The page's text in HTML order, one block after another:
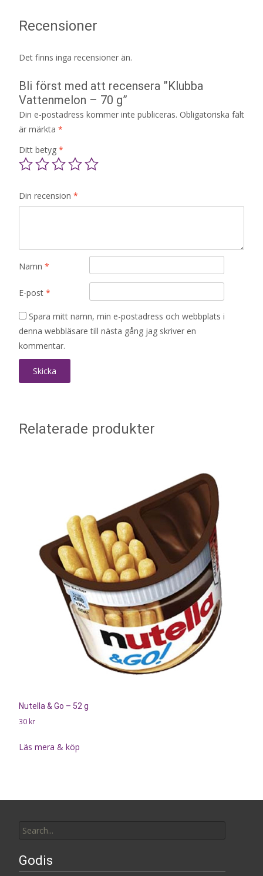
Recensioner
Det finns inga recensioner än.
Bli först med att recensera ”Klubba
Vattenmelon – 70 g”
Din e-postadress kommer inte publiceras. Obligatoriska fält
är märkta *
Ditt betyg *
Din recension *
Namn *
E-post *
Spara mitt namn, min e-postadress och webbplats i
denna webbläsare till nästa gång jag skriver en
kommentar.
Relaterade produkter
Nutella & Go – 52 g
30 kr
Läs mera & köp
for:
Godis